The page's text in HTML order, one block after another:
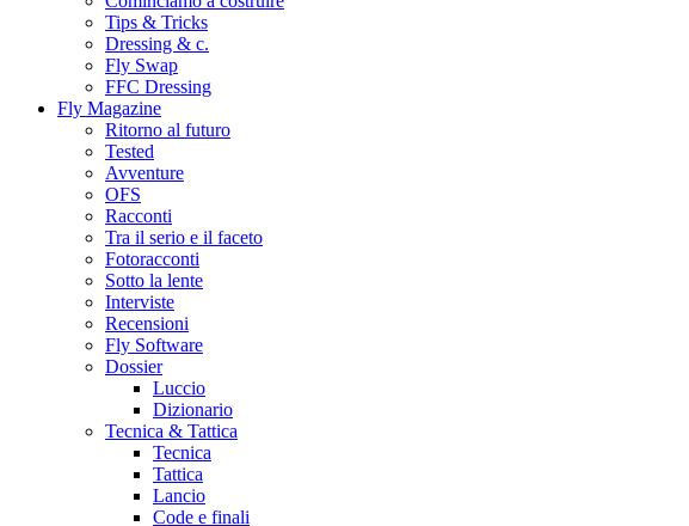
Tips & Tricks
Dressing & c.
Fly Swap
FFC Dressing
Fly Magazine
Ritorno al futuro
Tested
Avventure
OFS
Racconti
Tra il serio e il faceto
Fotoracconti
Sotto la lente
Interviste
Recensioni
Fly Software
Dossier
Luccio
Dizionario
Tecnica & Tattica
Tecnica
Tattica
Lancio
Code e finali